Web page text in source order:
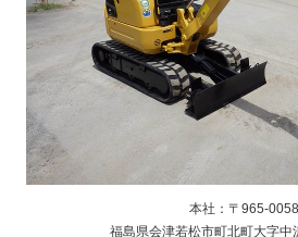
本社：〒965-0058
福島県会津若松市町北町大字中